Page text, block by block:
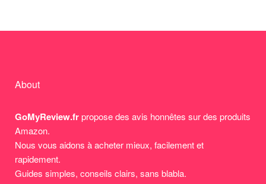
About
GoMyReview.frpropose des avis honnêtes sur des produits
Amazon.
Nous vous aidons à acheter mieux, facilement et
rapidement.
Guides simples, conseils clairs, sans blabla.